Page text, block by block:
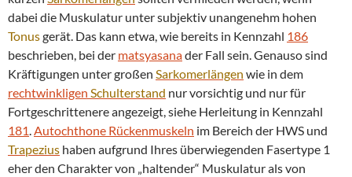
dabei die Muskulatur unter subjektiv unangenehm hohen
Tonusgerät. Das kann etwa, wie bereits in Kennzahl 186
beschrieben, bei der matsyasanader Fall sein. Genauso sind
Kräftigungen unter großen Sarkomerlängen wie in dem
rechtwinkligen Schulterstand nur vorsichtig und nur für
Fortgeschrittenere angezeigt, siehe Herleitung in Kennzahl
181.Autochthone Rückenmuskeln im Bereich der HWS und
Trapezius haben aufgrund Ihres überwiegenden Fasertype 1
eher den Charakter von „haltender“ Muskulatur als von